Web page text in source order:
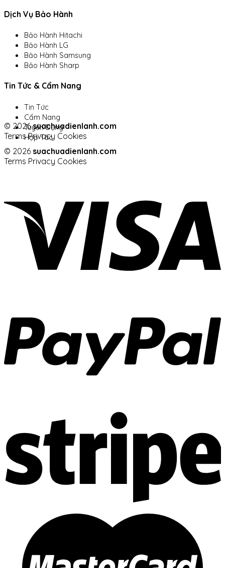
Dịch Vụ Bảo Hành
Bảo Hành Hitachi
Bảo Hành LG
Bảo Hành Samsung
Bảo Hành Sharp
Tin Tức & Cẩm Nang
Tin Tức
Cẩm Nang
Tuyển Dụng
Hợp Tác
© 2026suachuadienlanh.com
Terms Privacy Cookies
© 2026 suachuadienlanh.com
Terms Privacy Cookies